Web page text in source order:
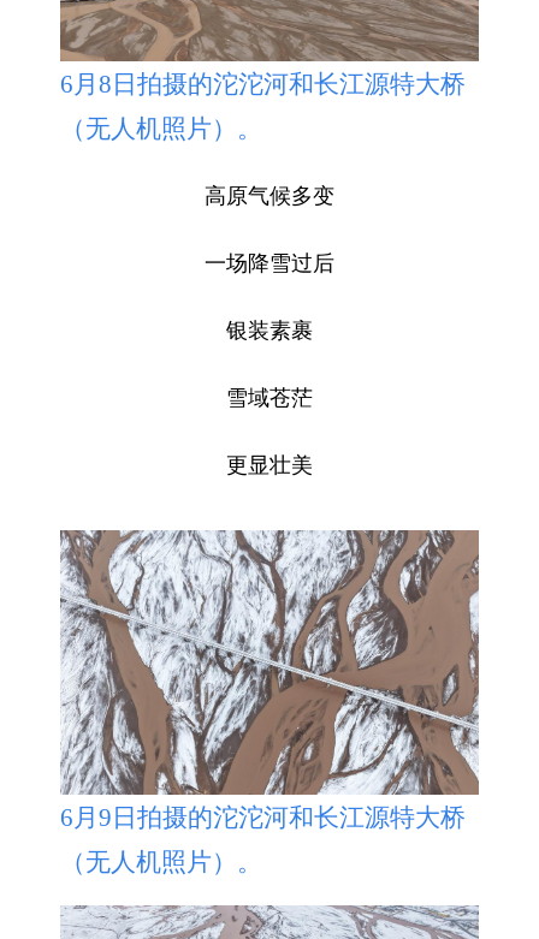
6月8日拍摄的沱沱河和长江源特大桥
（无人机照片）。
高原气候多变
一场降雪过后
银装素裹
雪域苍茫
更显壮美
6月9日拍摄的沱沱河和长江源特大桥
（无人机照片）。